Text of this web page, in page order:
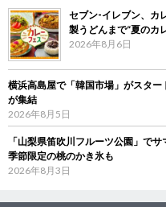
セブン‐イレブン、
製うどんまで“夏のカ
2026年8月6日
横浜高島屋で「韓国市場」がスタ
が集結
2026年8月5日
「山梨県笛吹川フルーツ公園」で
季節限定の桃のかき氷も
2026年8月3日